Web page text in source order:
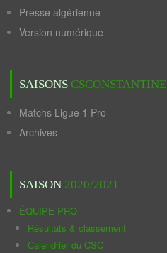
Presse algérienne
Version numérique
SAISONS CSCONSTANTINE
Matchs Ligue 1 Pro
Archives
SAISON 2020/2021
ÉQUIPE PRO
Résultats & classement
Calendrier du CSC